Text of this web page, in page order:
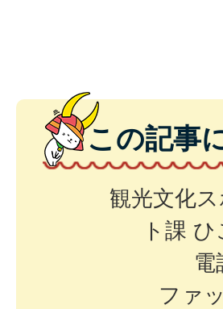
この記事
観光文化
ト課
ファ